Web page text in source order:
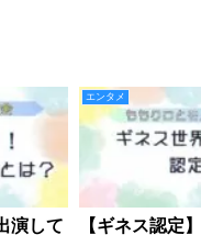
演して
エンタメ
【ギネス認定